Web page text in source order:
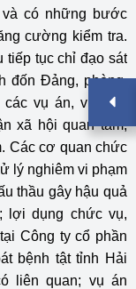
và có những bước
cường kiểm tra.
tiếp tục chỉ đạo sát
đốn Đảng, phòng,
vụ án, vụ việc
xã hội quan tâm;
Các cơ quan chức
lý nghiêm vi phạm
thầu gây hậu quả
lợi dụng chức vụ,
Công ty cổ phần
bệnh tật tỉnh Hải
liên quan; vụ án